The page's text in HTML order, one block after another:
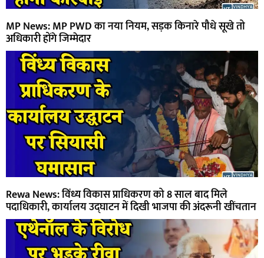
MP News: MP PWD का नया नियम, सड़क किनारे पौधे सूखे तो
अधिकारी होंगे जिम्मेदार
Rewa News: विंध्य विकास प्राधिकरण को 8 साल बाद मिले
पदाधिकारी, कार्यालय उद्घाटन में दिखी भाजपा की अंदरूनी खींचतान